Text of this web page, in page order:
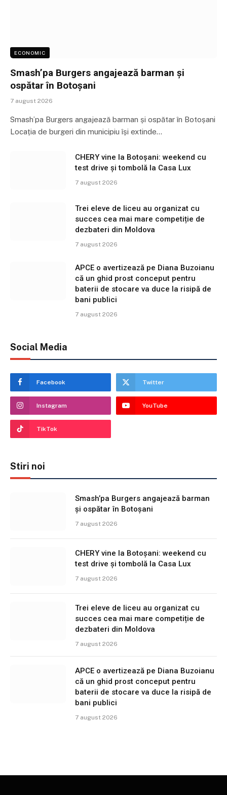
ECONOMIC
Smash’pa Burgers angajează barman și
ospătar în Botoșani
7 august 2026
Smash’pa Burgers angajează barman și ospătar în Botoșani
Locația de burgeri din municipiu își extinde…
CHERY vine la Botoșani: weekend cu
test drive și tombolă la Casa Lux
7 august 2026
Trei eleve de liceu au organizat cu
succes cea mai mare competiție de
dezbateri din Moldova
7 august 2026
APCE o avertizează pe Diana Buzoianu
că un ghid prost conceput pentru
baterii de stocare va duce la risipă de
bani publici
7 august 2026
Social Media
Facebook Twitter
Instagram YouTube
TikTok
Stiri noi
Smash’pa Burgers angajează barman
și ospătar în Botoșani
7 august 2026
CHERY vine la Botoșani: weekend cu
test drive și tombolă la Casa Lux
7 august 2026
Trei eleve de liceu au organizat cu
succes cea mai mare competiție de
dezbateri din Moldova
7 august 2026
APCE o avertizează pe Diana Buzoianu
că un ghid prost conceput pentru
baterii de stocare va duce la risipă de
bani publici
7 august 2026